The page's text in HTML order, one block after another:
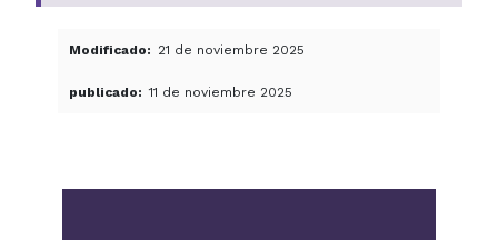
Modificado 21 de noviembre 2025
publicado 11 de noviembre 2025